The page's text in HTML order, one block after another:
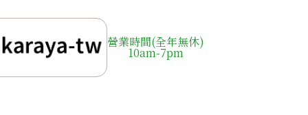
營業時間(全年無休)
10am-7pm